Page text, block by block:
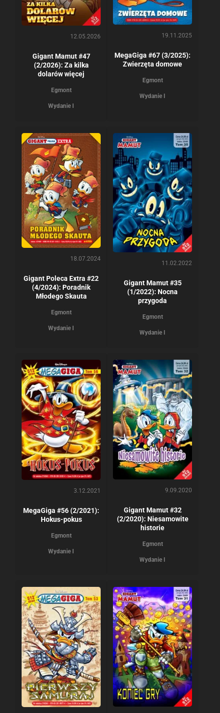
12.05.2026
Gigant Mamut #47
(2/2026): Za kilka
dolarów więcej
Egmont
Wydanie I
19.11.2025
MegaGiga #67 (3/2025):
Zwierzęta domowe
Egmont
Wydanie I
18.07.2024
Gigant Poleca Extra #22
(4/2024): Poradnik
Młodego Skauta
Egmont
Wydanie I
11.02.2022
Gigant Mamut #35
(1/2022): Nocna
przygoda
Egmont
Wydanie I
3.12.2021
MegaGiga #56 (2/2021):
Hokus-pokus
Egmont
Wydanie I
9.09.2020
Gigant Mamut #32
(2/2020): Niesamowite
historie
Egmont
Wydanie I